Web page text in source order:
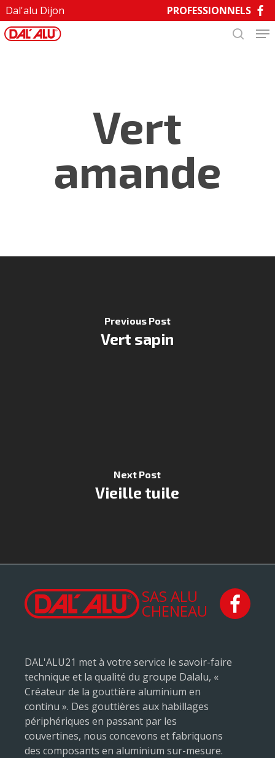
Skip
to
main
Dal'alu Dijon PROFESSIONNELS
Vert
amande
Previous Post
Vert sapin
Next Post
Vieille tuile
SAS ALU
CHENEAU
DAL'ALU21 met à votre service le savoir-faire
technique et la qualité du groupe Dalalu, «
Créateur de la gouttière aluminium en
continu ». Des gouttières aux habillages
périphériques en passant par les
couvertines, nous concevons et fabriquons
des composants en aluminium sur-mesure.
Close